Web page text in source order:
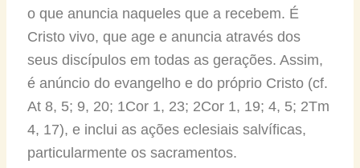
o que anuncia naqueles que a recebem. É
Cristo vivo, que age e anuncia através dos
seus discípulos em todas as gerações. Assim,
é anúncio do evangelho e do próprio Cristo (cf.
At 8, 5; 9, 20; 1Cor 1, 23; 2Cor 1, 19; 4, 5; 2Tm
4, 17), e inclui as ações eclesiais salvíficas,
particularmente os sacramentos.